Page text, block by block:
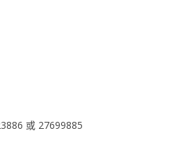
或 27699885